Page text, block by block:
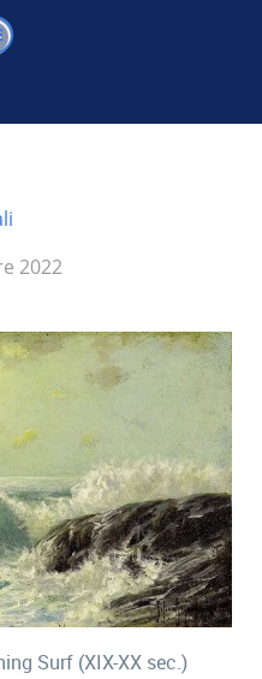
2022
Surf (XIX-XX sec.)